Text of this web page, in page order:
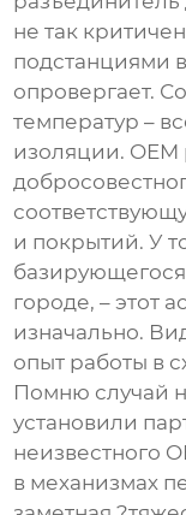
не так
подстанциями
опровергает.
температур –
изоляции.
и покрытий. У
городе, – этот
изначально.
опыт работы в
Помню случай
установили
неизвестного
в механизмах